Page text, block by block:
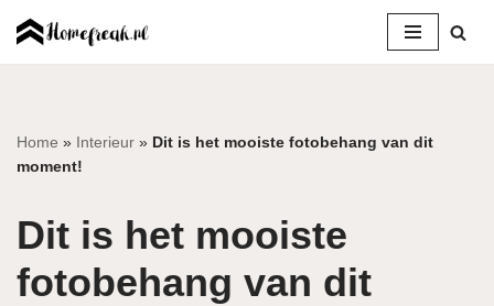
inhoud
Home » Interieur » Dit is het mooiste fotobehang van dit
moment!
Dit is het mooiste
fotobehang van dit